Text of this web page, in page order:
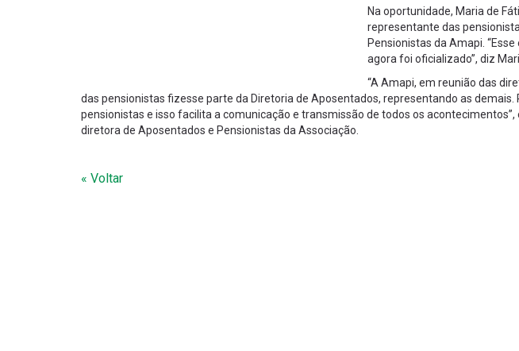
Na oportunidade, Maria de
representante das
Pensionistas da Amapi.
agora foi oficializado”, diz
“A Amapi, em reunião das
das pensionistas fizesse parte da Diretoria de Aposentados, representando as
pensionistas e isso facilita a comunicação e transmissão de todos os
diretora de Aposentados e Pensionistas da Associação.
« Voltar